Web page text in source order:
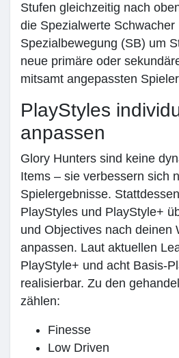
Stufen gleichzeitig nach
die Spezialwerte Schwacher
Spezialbewegung (SB) um
neue primäre oder
mitsamt angepassten
PlayStyles
anpassen
Glory Hunters sind keine
Items – sie verbessern sich
Spielergebnisse.
PlayStyles und PlayStyle+
und Objectives nach deinen
anpassen. Laut aktuellen
PlayStyle+ und acht Basis-
realisierbar. Zu den
zählen:
Finesse
Low Driven